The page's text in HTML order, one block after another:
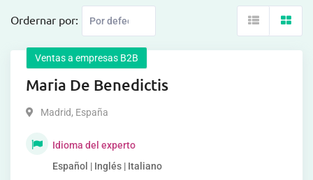
Ordernar por:
Ventas a empresas B2B
Maria De Benedictis
Madrid, España
Idioma del experto
Español | Inglés | Italiano